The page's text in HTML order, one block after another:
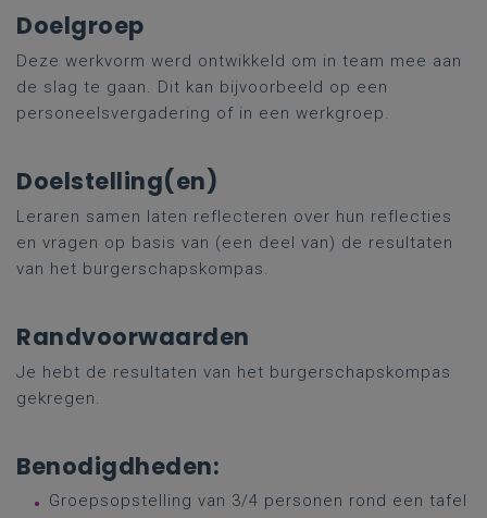
Doelgroep
Deze werkvorm werd ontwikkeld om in team mee aan
de slag te gaan. Dit kan bijvoorbeeld op een
personeelsvergadering of in een werkgroep.
Doelstelling(en)
Leraren samen laten reflecteren over hun reflecties
en vragen op basis van (een deel van) de resultaten
van het burgerschapskompas.
Randvoorwaarden
Je hebt de resultaten van het burgerschapskompas
gekregen.
Benodigdheden:
Groepsopstelling van 3/4 personen rond een tafel